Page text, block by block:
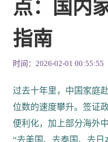
点：国内
指南
时间：2026-02-01 00:55:55
过去十年里，中国家庭
位数的速度攀升。签证
便利化，加上部分海外
“去美国、去泰国、去